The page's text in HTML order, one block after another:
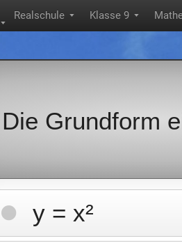
▼
Realschule ▼ Klasse 9 ▼
Die Grundform
y = x²